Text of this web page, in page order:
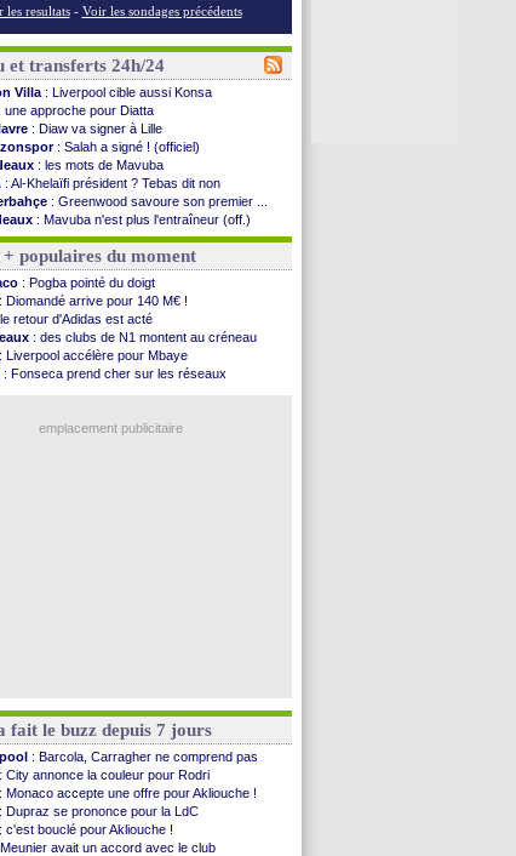
les resultats - Voir les sondages précédents
et transferts 24h/24
Villa : Liverpool cible aussi Konsa
: une approche pour Diatta
: Diaw va signer à Lille
: Salah a signé ! (officiel)
: les mots de Mavuba
: Al-Khelaïfi président ? Tebas dit non
: Greenwood savoure son premier ...
: Mavuba n'est plus l'entraîneur (off.)
: Milan rejette 35 M€ pour Leão
: D. Traoré prêté au Mans (officiel)
: Vinicius tout proche de prolonger !
: un accueil impressionnant pour Salah !
: Diomandé attendu ce jeudi à Madrid !
: Rodri, la piste Barça se confirme
: Akliouche arrive ce jeudi à Paris !
: la Liga quitte beIN Sports !
: pas d'inquiétude pour Rafael Pol
: des excuses après le projet
+ populaires du moment
: Pogba pointé du doigt
: Diomandé arrive pour 140 M€ !
retour d'Adidas est acté
: des clubs de N1 montent au créneau
: Liverpool accélère pour Mbaye
: Fonseca prend cher sur les réseaux
emplacement publicitaire
fait le buzz depuis 7 jours
: Barcola, Carragher ne comprend pas
: City annonce la couleur pour Rodri
: Monaco accepte une offre pour Akliouche !
: Dupraz se prononce pour la LdC
: c'est bouclé pour Akliouche !
avait un accord avec le club